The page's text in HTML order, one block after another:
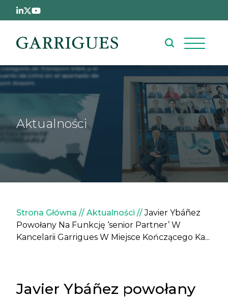
Przejdź do treści
Aktualności
Ścieżka nawigacyjna
Strona Główna Aktualności
Javier Ybáñez
Powołany Na Funkcję ‘senior Partner’ W
Kancelarii Garrigues W Miejsce Kończącego Ka...
Javier Ybáñez powołany